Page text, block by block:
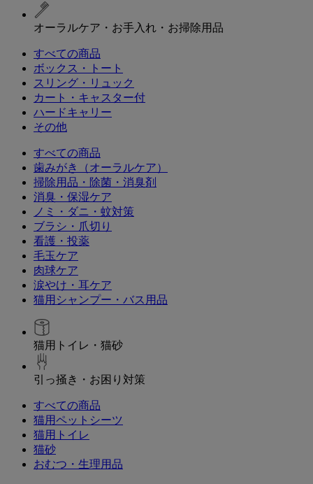
オーラルケア・お手入れ・お掃除用品
すべての商品
ボックス・トート
スリング・リュック
カート・キャスター付
ハードキャリー
その他
すべての商品
歯みがき（オーラルケア）
掃除用品・除菌・消臭剤
消臭・保湿ケア
ノミ・ダニ・蚊対策
ブラシ・爪切り
看護・投薬
毛玉ケア
肉球ケア
涙やけ・耳ケア
猫用シャンプー・バス用品
猫用トイレ・猫砂
引っ掻き・お困り対策
すべての商品
猫用ペットシーツ
猫用トイレ
猫砂
おむつ・生理用品